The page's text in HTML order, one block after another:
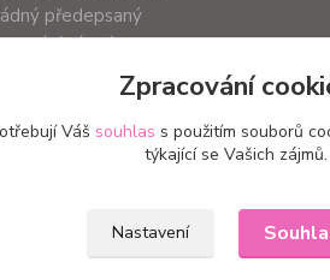
předepsaný
záleží pouze na
Upravit sběr cookies.
Zpracování
Váš souhlas s použitím souborů
týkající se Vašich zájmů.
Nastavení